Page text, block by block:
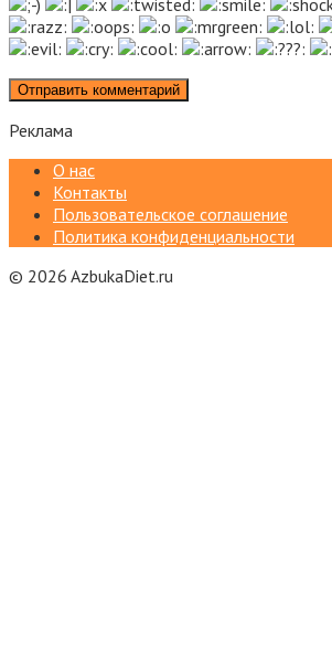
Реклама
О нас
Контакты
Пользовательское соглашение
Политика конфиденциальности
© 2026 AzbukaDiet.ru